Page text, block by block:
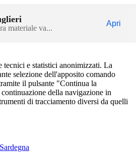
materiale va...
Apri
tecnici e statistici anonimizzati. La
selezione dell'apposito comando
il pulsante "Continua la
della navigazione in
di tracciamento diversi da quelli